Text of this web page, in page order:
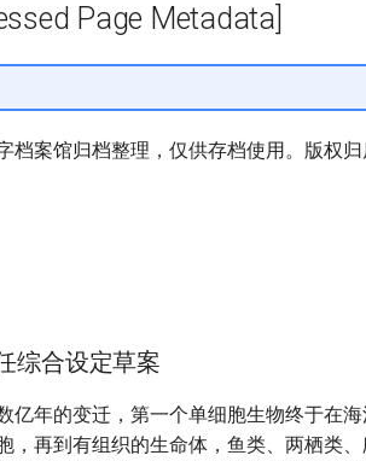
Page Metadata]
档案馆归档整理，仅供存档使用。版权归
综合设定草案
亿年的变迁，第一个单细胞生物终于在
，再到有组织的生命体，鱼类、两栖类